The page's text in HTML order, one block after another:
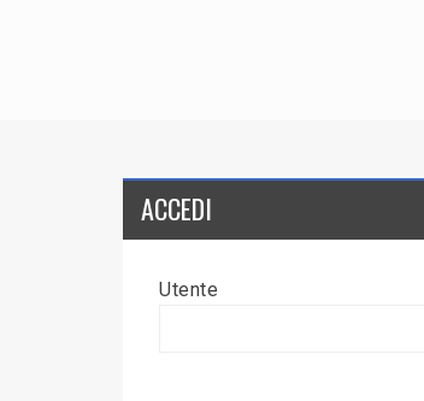
ACCEDI
Utente